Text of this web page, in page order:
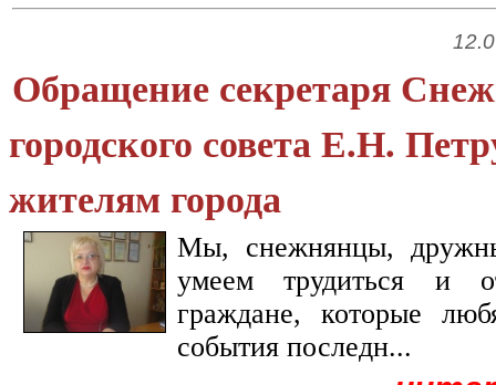
Обращение секретаря
городского совета Е.Н.
жителям города
Мы, снежнянцы,
умеем трудиться и
граждане, которые
события последн...